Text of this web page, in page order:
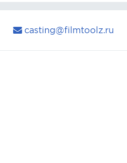
casting@filmtoolz.ru